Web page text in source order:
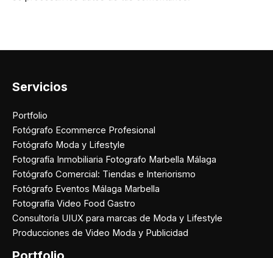
Servicios
Portfolio
Fotógrafo Ecommerce Profesional
Fotógrafo Moda y Lifestyle
Fotografía Inmobiliaria Fotografo Marbella Málaga
Fotógrafo Comercial: Tiendas e Interiorismo
Fotógrafo Eventos Málaga Marbella
Fotografía Video Food Gastro
Consultoría UIUX para marcas de Moda y Lifestyle
Producciones de Video Moda y Publicidad